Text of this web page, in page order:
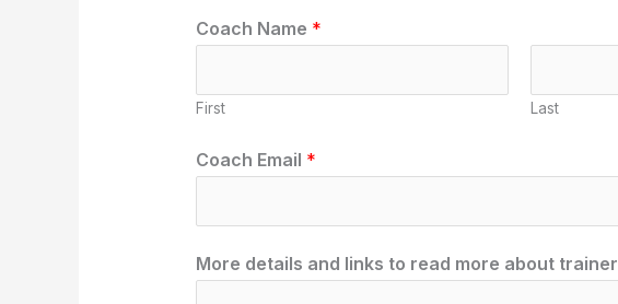
Coach Name *
First Last
Coach Email *
*
E
More details and links to read more about trainer